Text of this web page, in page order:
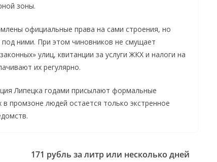
зоны.
официальные права на сами строения, но
ними. При этом чиновников не смущает
улиц, квитанции за услуги ЖКХ и налоги на
их регулярно.
Липецка годами присылают формальные
промзоне людей остается только экстренное
171 рубль за литр или несколько дней